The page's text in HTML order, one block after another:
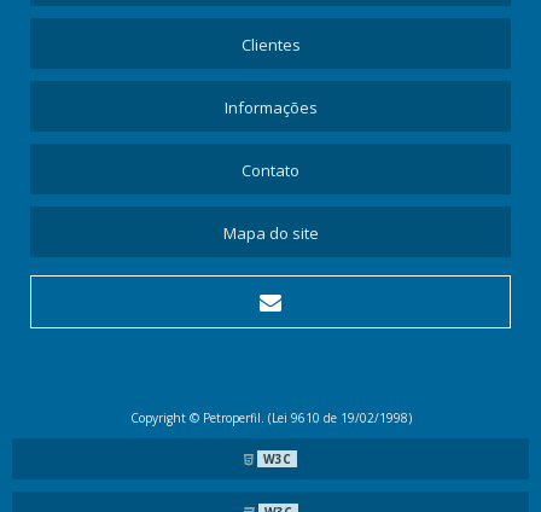
Clientes
Informações
Contato
Mapa do site
Copyright © Petroperfil. (Lei 9610 de 19/02/1998)
W3C